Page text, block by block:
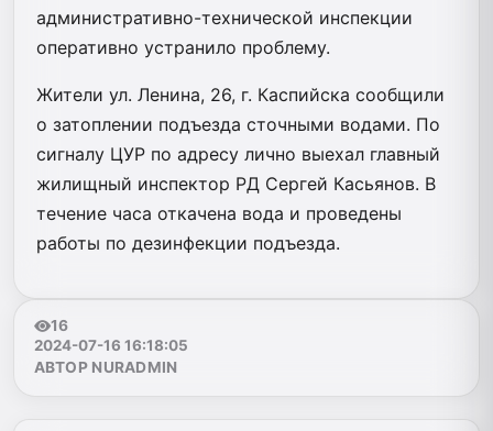
административно-технической инспекции
оперативно устранило проблему.
Жители ул. Ленина, 26, г. Каспийска сообщили
о затоплении подъезда сточными водами. По
сигналу ЦУР по адресу лично выехал главный
жилищный инспектор РД Сергей Касьянов. В
течение часа откачена вода и проведены
работы по дезинфекции подъезда.
16
2024-07-16 16:18:05
АВТОР NURADMIN